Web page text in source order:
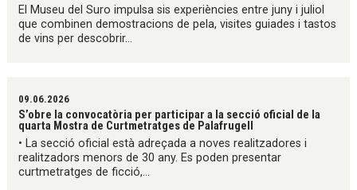
El Museu del Suro impulsa sis experiències entre juny i juliol
que combinen demostracions de pela, visites guiades i tastos
de vins per descobrir...
09.06.2026
S’obre la convocatòria per participar a la secció oficial de la
quarta Mostra de Curtmetratges de Palafrugell
• La secció oficial està adreçada a noves realitzadores i
realitzadors menors de 30 any. Es poden presentar
curtmetratges de ficció,...